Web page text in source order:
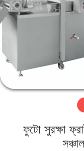
পণ্য
সম্পর্কে
কারখানা
ফুটো সুরক্ষা